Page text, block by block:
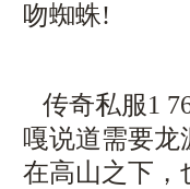
吻蜘蛛!
传奇私服1
嘎说道需要龙
在高山之下，